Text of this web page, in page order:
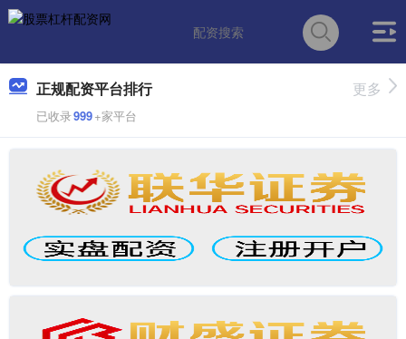
正规配资平台排行
已收录999+家平台
更多